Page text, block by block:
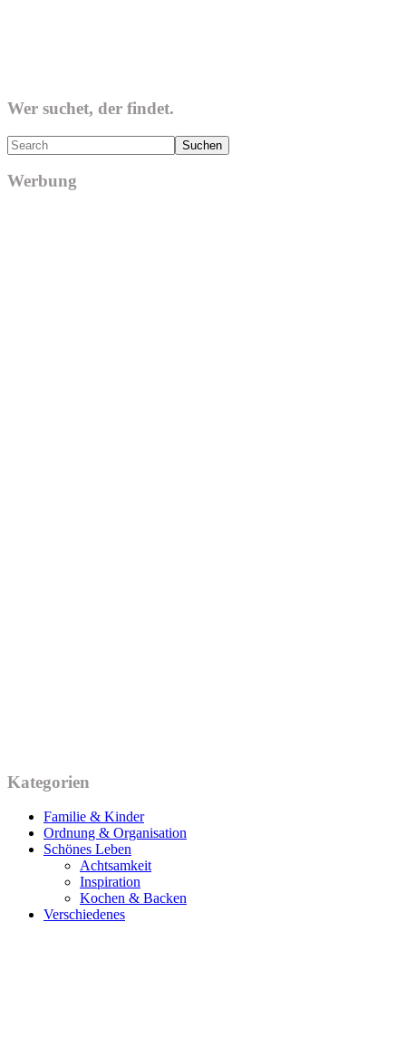
Wer suchet, der findet.
Search
Werbung
Kategorien
Familie & Kinder
Ordnung & Organisation
Schönes Leben
Achtsamkeit
Inspiration
Kochen & Backen
Verschiedenes